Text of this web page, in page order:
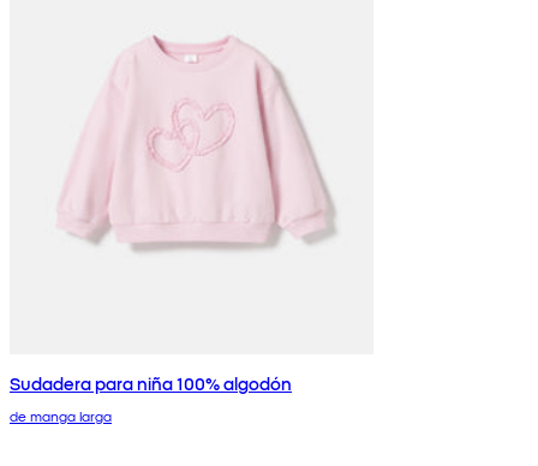
Sudadera para niña 100% algodón
de manga larga